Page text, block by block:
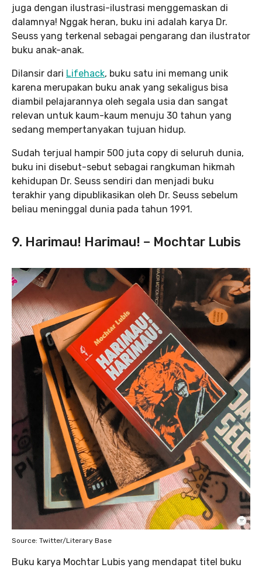
juga dengan ilustrasi-ilustrasi menggemaskan di
dalamnya! Nggak heran, buku ini adalah karya Dr.
Seuss yang terkenal sebagai pengarang dan ilustrator
buku anak-anak.
Dilansir dari Lifehack, buku satu ini memang unik
karena merupakan buku anak yang sekaligus bisa
diambil pelajarannya oleh segala usia dan sangat
relevan untuk kaum-kaum menuju 30 tahun yang
sedang mempertanyakan tujuan hidup.
Sudah terjual hampir 500 juta copy di seluruh dunia,
buku ini disebut-sebut sebagai rangkuman hikmah
kehidupan Dr. Seuss sendiri dan menjadi buku
terakhir yang dipublikasikan oleh Dr. Seuss sebelum
beliau meninggal dunia pada tahun 1991.
9. Harimau! Harimau! – Mochtar Lubis
Source: Twitter/Literary Base
Buku karya Mochtar Lubis yang mendapat titel buku